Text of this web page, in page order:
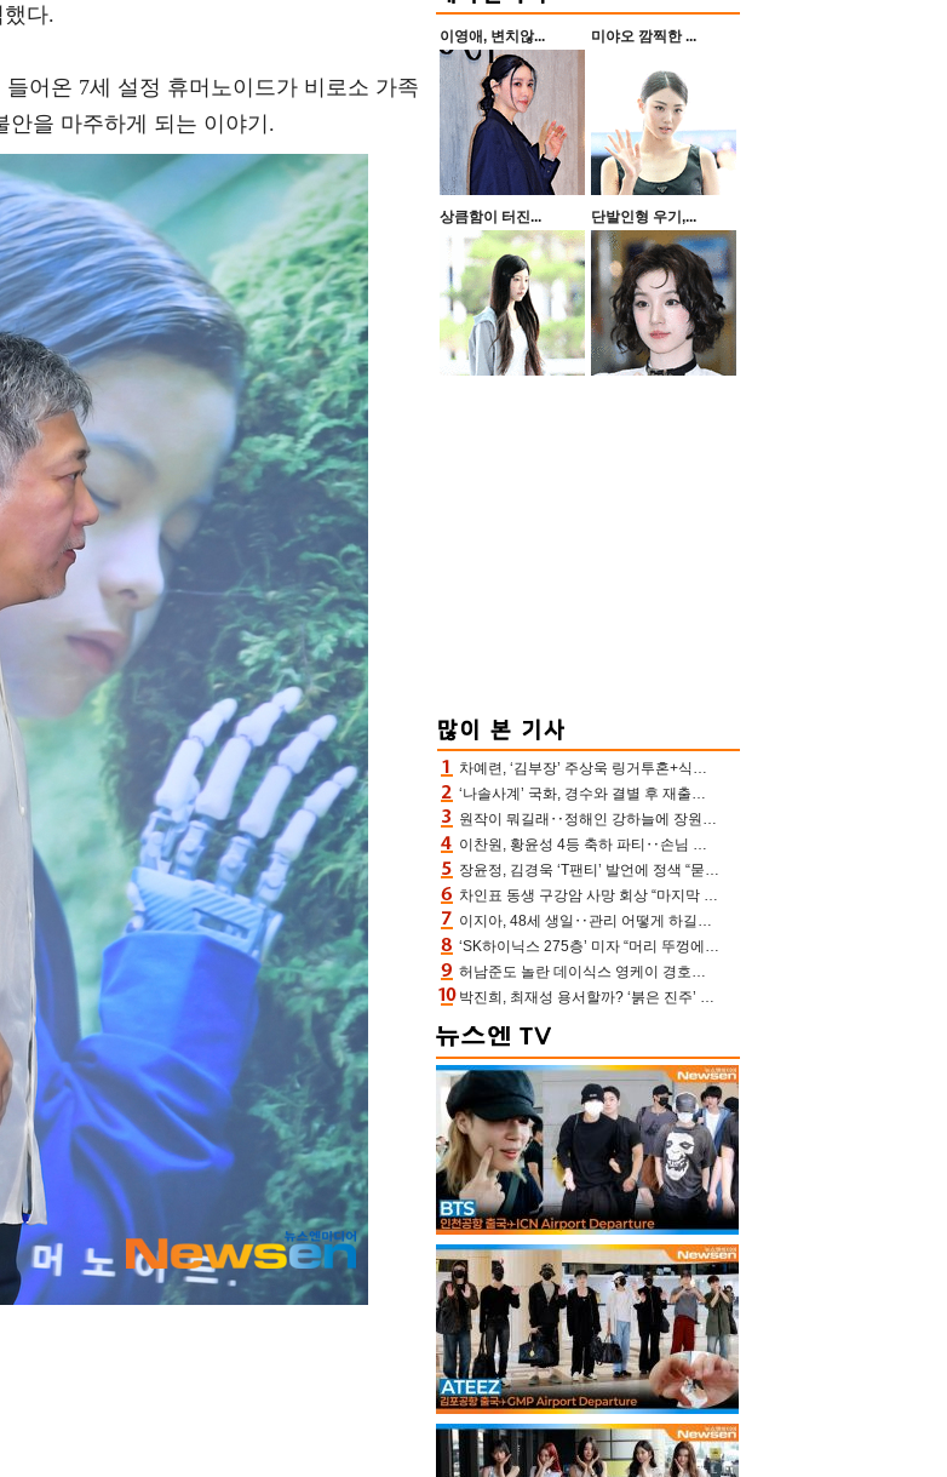
다.
어온 7세 설정 휴머노이드가 비로소 가족
안을 마주하게 되는 이야기.
이영애, 변치않... 미야오 깜찍한 ...
상큼함이 터진... 단발인형 우기,...
차예련, ‘김부장’ 주상욱 링거투혼+식스팩 비화 “옷 벗는데 아저씨는 안 된다고”(차장금)
‘나솔사계’ 국화, 경수와 결별 후 재출연…첫인상 3표 몰표
원작이 뭐길래‥정해인 강하늘에 장원영까지 참여한 이 영화
이찬원, 황윤성 4등 축하 파티‥손님 모으려 블랙핑크 지수와 친한 척(편스토랑)[어제TV]
장윤정, 김경욱 ‘T팬티’ 발언에 정색 “묻지 않았는데, 그것도 성희롱”(장공장)
차인표 동생 구강암 사망 회상 “마지막 순간 동생 손 잡아준 신애라, 두고두고 고마워” (신애라이프)
이지아, 48세 생일‥관리 어떻게 하길래 놀라운 동안 미모
‘SK하이닉스 275층’ 미자 “머리 뚜껑에서 사, 주식만 안 해도 돈 버는 것”
허남준도 놀란 데이식스 영케이 경호원병 과거 “그냥 돌았던 놈”
박진희, 최재성 용서할까? ‘붉은 진주’ 오늘(7일) 결말 나온다